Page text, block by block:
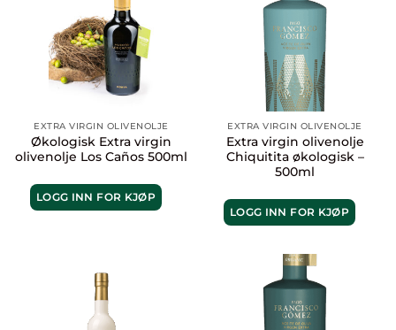
EXTRA VIRGIN OLIVENOLJE
Økologisk Extra virgin
olivenolje Los Caños 500ml
LOGG INN FOR KJØP
EXTRA VIRGIN OLIVENOLJE
Extra virgin olivenolje
Chiquitita økologisk –
500ml
LOGG INN FOR KJØP